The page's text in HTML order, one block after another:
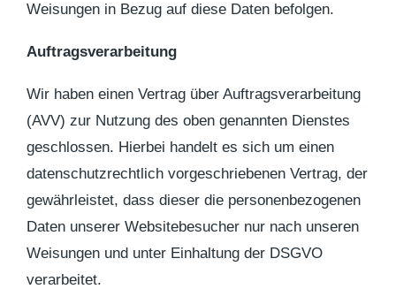
Weisungen in Bezug auf diese Daten befolgen.
Auftragsverarbeitung
Wir haben einen Vertrag über Auftragsverarbeitung
(AVV) zur Nutzung des oben genannten Dienstes
geschlossen. Hierbei handelt es sich um einen
datenschutzrechtlich vorgeschriebenen Vertrag, der
gewährleistet, dass dieser die personenbezogenen
Daten unserer Websitebesucher nur nach unseren
Weisungen und unter Einhaltung der DSGVO
verarbeitet.